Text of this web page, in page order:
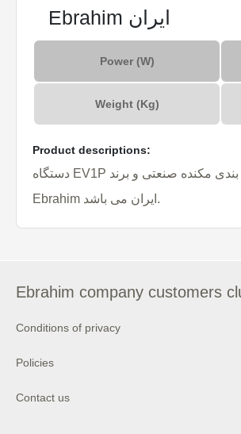
Ebrahim ایران
Power (W)
Weight (Kg)
Product descriptions:
دستگاه EV1P از دسته بندی مکنده صنعتی و برند
Ebrahim ایران می باشد.
Ebrahim company customers
Conditions of privacy
Policies
Contact us